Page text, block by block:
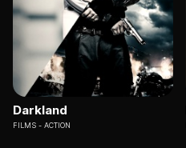
Darkland
FILMS ACTION